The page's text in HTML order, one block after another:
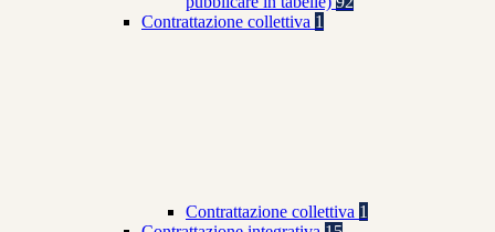
Contrattazione collettiva 1
Contrattazione collettiva 1